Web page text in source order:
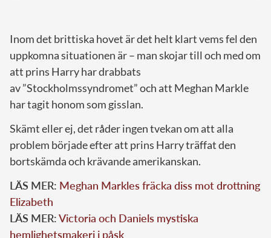
Inom det brittiska hovet är det helt klart vems fel den
uppkomna situationen är – man skojar till och med om
att prins Harry har drabbats
av ”Stockholmssyndromet” och att Meghan Markle
har tagit honom som gisslan.
Skämt eller ej, det råder ingen tvekan om att alla
problem började efter att prins Harry träffat den
bortskämda och krävande amerikanskan.
LÄS MER: Meghan Markles fräcka diss mot drottning
Elizabeth
LÄS MER:Victoria och Daniels mystiska
hemlighetsmakeri i påsk